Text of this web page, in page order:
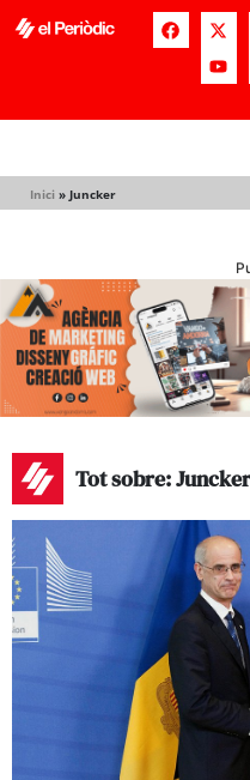
Inici » Juncker
Tot sobre: Juncker